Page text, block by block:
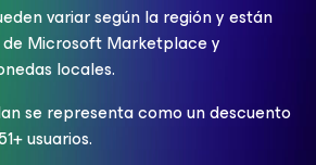
variar según la región y están
Microsoft Marketplace y
locales.
se representa como un descuento
usuarios.